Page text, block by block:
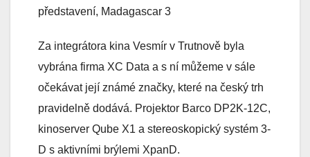
představení, Madagascar 3
Za integrátora kina Vesmír v Trutnově byla
vybrána firma XC Data a s ní můžeme v sále
očekávat její známé značky, které na český trh
pravidelně dodává. Projektor Barco DP2K-12C,
kinoserver Qube X1 a stereoskopický systém 3-
D s aktivními brýlemi XpanD.